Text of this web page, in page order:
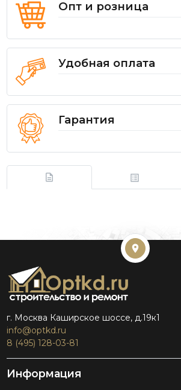
Опт и розница
Удобная оплата
Гарантия
г. Москва Каширское шоссе, д.19к1
info@optkd.ru
8 (495) 128-03-81
Информация